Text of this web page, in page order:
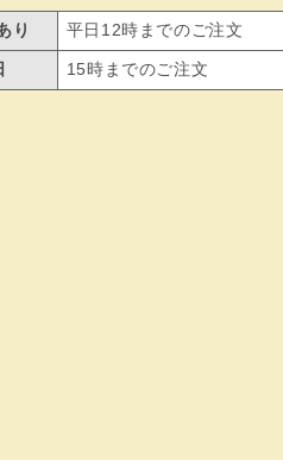
り 平日12時までのご注文
15時までのご注文